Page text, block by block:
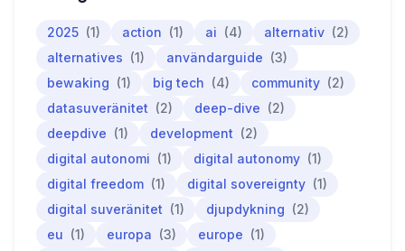
2025 (1) action (1) ai (4) alternativ (2)
alternatives (1) användarguide (3)
bewaking (1) big tech (4) community (2)
datasuveränitet (2) deep-dive (2)
deepdive (1) development (2)
digital autonomi (1) digital autonomy (1)
digital freedom (1) digital sovereignty (1)
digital suveränitet (1) djupdykning (2)
eu (1) europa (3) europe (1)